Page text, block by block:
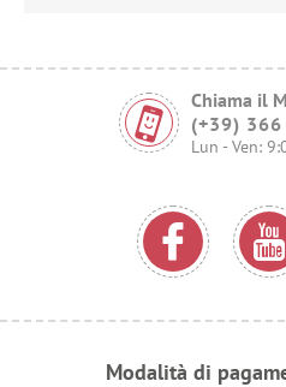
Chiama il
(+39)
Lun - Ven:
Modalità di